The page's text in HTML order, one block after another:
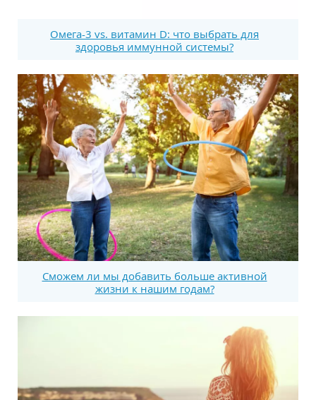
Омега-3 vs. витамин D: что выбрать для
здоровья иммунной системы?
Сможем ли мы добавить больше активной
жизни к нашим годам?